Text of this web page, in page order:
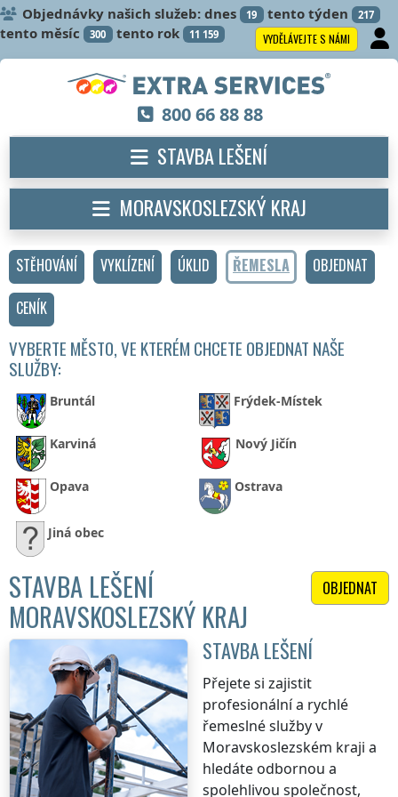
Objednávky našich služeb: dnes 19 tento týden 217
tento měsíc 300 tento rok 11 159 VYDĚLÁVEJTE S NÁMI
STĚHOVÁNÍ VYKLÍZENÍ ÚKLID ŘEMESLA
OBJEDNAT
CENÍK
VYBERTE MĚSTO, VE KTERÉM CHCETE OBJEDNAT NAŠE
SLUŽBY:
Bruntál Frýdek-Místek
Karviná Nový Jičín
Opava Ostrava
Jiná obec
OBJEDNAT
STAVBA LEŠENÍ
MORAVSKOSLEZSKÝ KRAJ
STAVBA LEŠENÍ
Přejete si zajistit
profesionální a rychlé
řemeslné službyv
Moravskoslezském kraji a
hledáte odbornou a
spolehlivou společnost,
800 66 88 88
STAVBA LEŠENÍ
MORAVSKOSLEZSKÝ KRAJ